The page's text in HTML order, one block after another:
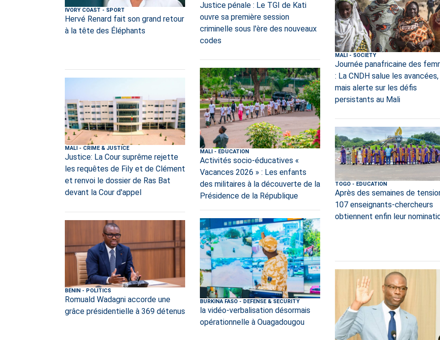
IVORY COAST - SPORT
Hervé Renard fait son grand retour
à la tête des Éléphants
MALI - CRIME & JUSTICE
Justice: La Cour suprême rejette
les requêtes de Fily et de Clément
et renvoi le dossier de Ras Bat
devant la Cour d'appel
BENIN - POLITICS
Romuald Wadagni accorde une
grâce présidentielle à 369 détenus
Justice pénale : Le TGI de Kati
ouvre sa première session
criminelle sous l'ère des nouveaux
codes
MALI- EDUCATION
Activités socio-éducatives «
Vacances 2026 » : Les enfants
des militaires à la découverte de la
Présidence de la République
BURKINA FASO- DEFENSE & SECURITY
la vidéo-verbalisation désormais
opérationnelle à Ouagadougou
MALI- SOCIETY
Journée panafricaine des
: La CNDH salue les avancées,
mais alerte sur les défis
persistants au Mali
TOGO- EDUCATION
Après des semaines de
107 enseignants-chercheurs
obtiennent enfin leur